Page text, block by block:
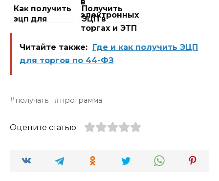
Как получить
эцп для
Получить
ЭЦП в
Балашихе
в
электронных
Читайте также: Где и как получить ЭЦП
для торгов по 44-ФЗ
получать программа
Оцените статью